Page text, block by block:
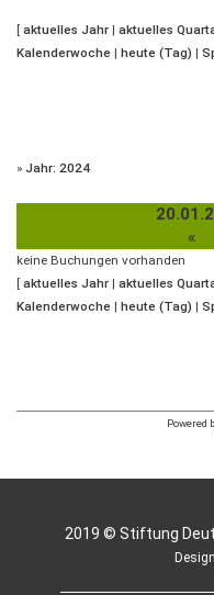
[ aktuelles Jahr | aktuelles
Kalenderwoche | heute (Tag) |
» Jahr: 2024
«
keine Buchungen vorhanden
[ aktuelles Jahr | aktuelles
Kalenderwoche | heute (Tag) |
Powered
2019 © Stiftung